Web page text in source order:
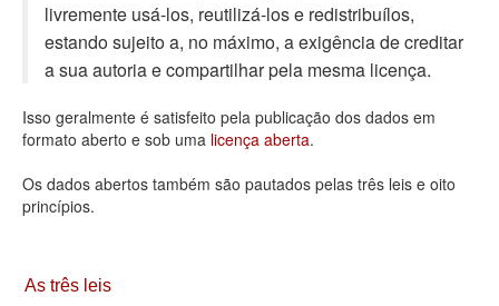
Processo Legislativo
Deputados Estaduais
Administração
Legislação
Agenda
Contato
livremente usá-los, reutilizá-los e redistribuí­los,
estando sujeito a, no máximo, a exigência de creditar
a sua autoria e compartilhar pela mesma licença.
Isso geralmente é satisfeito pela publicação dos dados em
formato aberto e sob uma licença aberta.
Os dados abertos também são pautados pelas três leis e oito
princípios.
As três leis